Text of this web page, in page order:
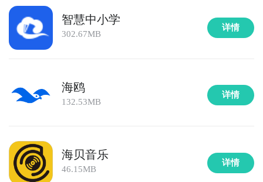
智慧中小学
302.67MB
详情
海鸥
132.53MB
详情
海贝音乐
46.15MB
详情